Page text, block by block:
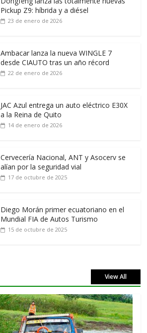
Pickup Z9: híbrida y a diésel
23 de enero de 2026
Ambacar lanza la nueva WINGLE 7
desde CIAUTO tras un año récord
22 de enero de 2026
JAC Azul entrega un auto eléctrico E30X
a la Reina de Quito
14 de enero de 2026
Cervecería Nacional, ANT y Asocerv se
alían por la seguridad vial
17 de octubre de 2025
Diego Morán primer ecuatoriano en el
Mundial FIA de Autos Turismo
15 de octubre de 2025
View All